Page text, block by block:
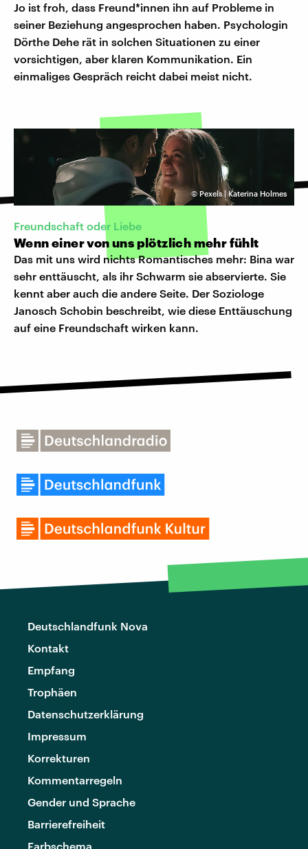
Jo ist froh, dass Freund*innen ihn auf Probleme in
seiner Beziehung angesprochen haben. Psychologin
Dörthe Dehe rät in solchen Situationen zu einer
vorsichtigen, aber klaren Kommunikation. Ein
einmaliges Gespräch reicht dabei meist nicht.
© Pexels | Katerina Holmes
Freundschaft oder Liebe
Wenn einer von uns plötzlich mehr fühlt
Das mit uns wird nichts Romantisches mehr: Bina war
sehr enttäuscht, als ihr Schwarm sie abservierte. Sie
kennt aber auch die andere Seite. Der Soziologe
Janosch Schobin beschreibt, wie diese Enttäuschung
auf eine Freundschaft wirken kann.
Deutschlandfunk Nova
Kontakt
Empfang
Trophäen
Datenschutzerklärung
Impressum
Korrekturen
Kommentarregeln
Gender und Sprache
Barrierefreiheit
Farbschema